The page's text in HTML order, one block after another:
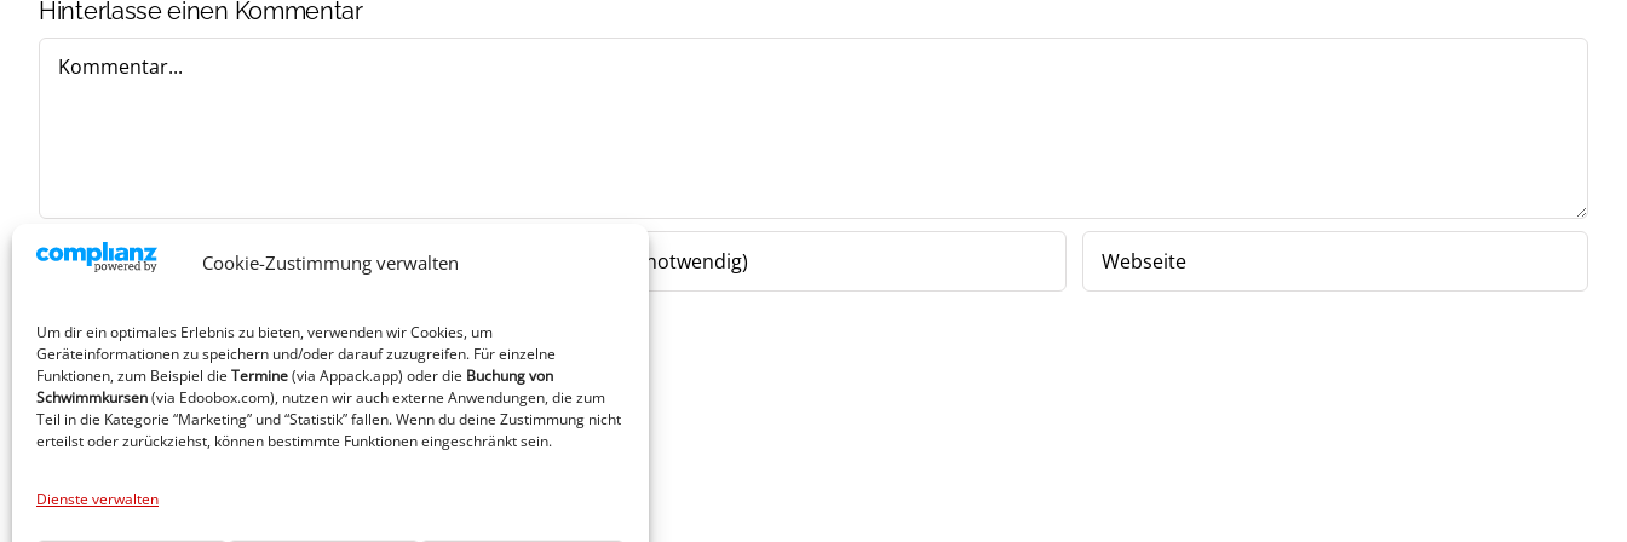
Cookie-Zustimmung verwalten
Um dir ein optimales Erlebnis zu bieten, verwenden wir Cookies, um
Geräteinformationen zu speichern und/oder darauf zuzugreifen. Für einzelne
Funktionen, zum Beispiel die Termine(via Appack.app) oder die Buchung von
Schwimmkursen(via Edoobox.com), nutzen wir auch externe Anwendungen, die zum
Teil in die Kategorie “Marketing” und “Statistik” fallen. Wenn du deine Zustimmung nicht
erteilst oder zurückziehst, können bestimmte Funktionen eingeschränkt sein.
Dienste verwalten
Hinterlasse einen Kommentar
Kommentar